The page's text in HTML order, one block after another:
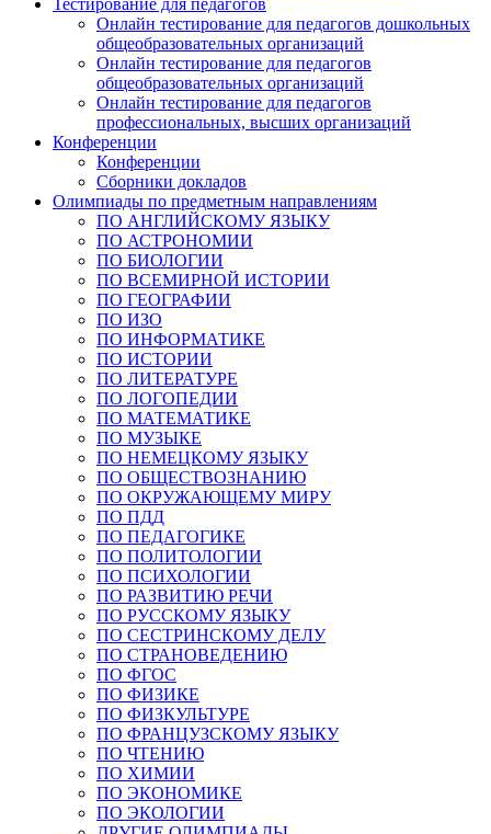
Тестирование для педагогов
Онлайн тестирование для педагогов дошкольных
общеобразовательных организаций
Онлайн тестирование для педагогов
общеобразовательных организаций
Онлайн тестирование для педагогов
профессиональных, высших организаций
Конференции
Конференции
Сборники докладов
Олимпиады по предметным направлениям
ПО АНГЛИЙСКОМУ ЯЗЫКУ
ПО АСТРОНОМИИ
ПО БИОЛОГИИ
ПО ВСЕМИРНОЙ ИСТОРИИ
ПО ГЕОГРАФИИ
ПО ИЗО
ПО ИНФОРМАТИКЕ
ПО ИСТОРИИ
ПО ЛИТЕРАТУРЕ
ПО ЛОГОПЕДИИ
ПО МАТЕМАТИКЕ
ПО МУЗЫКЕ
ПО НЕМЕЦКОМУ ЯЗЫКУ
ПО ОБЩЕСТВОЗНАНИЮ
ПО ОКРУЖАЮЩЕМУ МИРУ
ПО ПДД
ПО ПЕДАГОГИКЕ
ПО ПОЛИТОЛОГИИ
ПО ПСИХОЛОГИИ
ПО РАЗВИТИЮ РЕЧИ
ПО РУССКОМУ ЯЗЫКУ
ПО СЕСТРИНСКОМУ ДЕЛУ
ПО СТРАНОВЕДЕНИЮ
ПО ФГОС
ПО ФИЗИКЕ
ПО ФИЗКУЛЬТУРЕ
ПО ФРАНЦУЗСКОМУ ЯЗЫКУ
ПО ЧТЕНИЮ
ПО ХИМИИ
ПО ЭКОНОМИКЕ
ПО ЭКОЛОГИИ